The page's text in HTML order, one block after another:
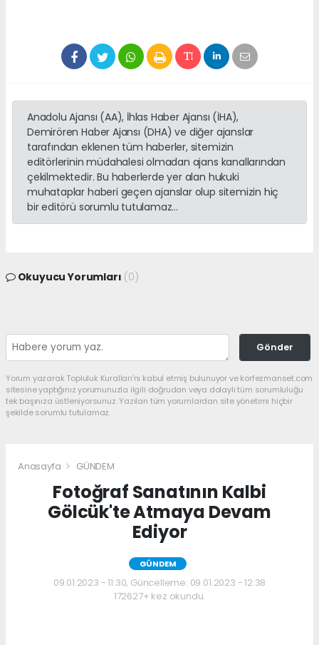
Anadolu Ajansı (AA), İhlas Haber Ajansı (İHA),
Demirören Haber Ajansı (DHA) ve diğer ajanslar
tarafından eklenen tüm haberler, sitemizin
editörlerinin müdahalesi olmadan ajans kanallarından
çekilmektedir. Bu haberlerde yer alan hukuki
muhataplar haberi geçen ajanslar olup sitemizin hiç
bir editörü sorumlu tutulamaz...
Okuyucu Yorumları (0)
Gönder
Yorum yazarak Topluluk Kuralları’nı kabul etmiş bulunuyor ve korfezmanset.com
sitesine yaptığınız yorumunuzla ilgili doğrudan veya dolaylı tüm sorumluluğu
tek başınıza üstleniyorsunuz. Yazılan tüm yorumlardan site yönetimi hiçbir
şekilde sorumlu tutulamaz.
Anasayfa GÜNDEM
Fotoğraf Sanatının Kalbi
Gölcük'te Atmaya Devam
Ediyor
GÜNDEM
09.01.2023 - 11:30, Güncelleme: 09.01.2023 - 12:38
172627+ kez okundu.